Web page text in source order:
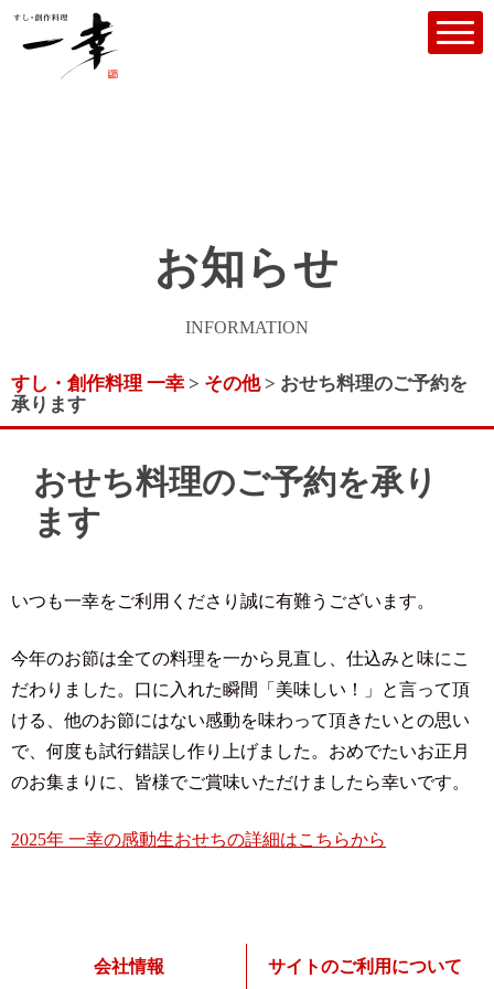
お知らせ
INFORMATION
すし・創作料理 一幸 > その他> おせち料理のご予約を
承ります
おせち料理のご予約を承り
ます
いつも一幸をご利用くださり誠に有難うございます。
今年のお節は全ての料理を一から見直し、仕込みと味にこ
だわりました。 口に入れた瞬間「美味しい！」と言って頂
ける、 他のお節にはない感動を味わって頂きたいとの思い
で、 何度も試行錯誤し作り上げました。 おめでたいお正月
のお集まりに、 皆様でご賞味いただけましたら幸いです。
2025年 一幸の感動生おせちの詳細はこちらから
会社情報 サイトのご利用について